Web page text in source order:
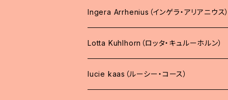
Ingera Arrhenius（インゲラ・アリアニウス
Lotta Kuhlhorn（ロッタ・キュルーホルン）
lucie kaas（ルーシー・コース）